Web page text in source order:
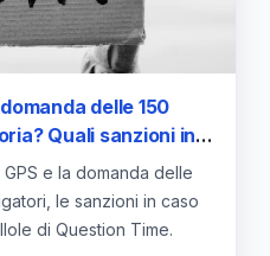
delle 150
Quali sanzioni in
di Question Time —
e la domanda delle
le sanzioni in caso
di Question Time.